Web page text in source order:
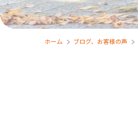
ホーム ブログ、お客様の声